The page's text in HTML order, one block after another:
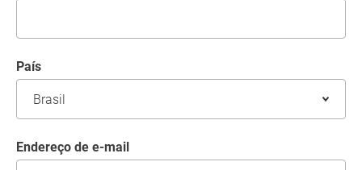
País
Endereço de e-mail